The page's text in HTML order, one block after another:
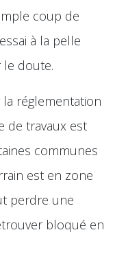
coup de
à la pelle
le doute.
réglementation
de travaux est
communes
est en zone
perdre une
bloqué en